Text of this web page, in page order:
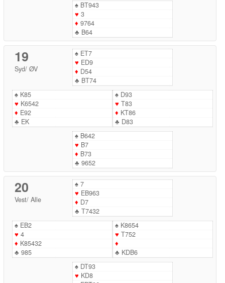
♠BT943
♥ 3
♦ 9764
♣ B64
19
Syd/ ØV
♠ET7
♥ ED9
♦ D54
♣ BT74
♠K85
♥ K6542
♦ E92
♣ EK
♠D93
♥ T83
♦ KT86
♣ D83
♠B642
♥ B7
♦ B73
♣ 9652
20
Vest/ Alle
♠7
♥ EB963
♦ D7
♣ T7432
♠EB2
♥ 4
♦ K85432
♣ 985
♠K8654
♥ T752
♦
♣ KDB6
♠DT93
♥ KD8